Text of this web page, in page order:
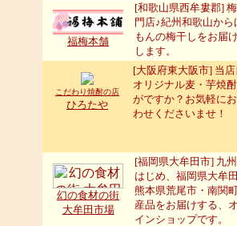
福梅本舗
[和歌山県西牟婁郡]
門店♪紀州和歌山から
もんの梅干しをお届
します。
こだわり焼酎の店
ひろたや
[大阪府東大阪市] 当
オリジナル麦・芋焼
がですか？お気軽に
わせくださいませ！
幻の食材の街
大牟田市場
[福岡県大牟田市] 九
はじめ、福岡県大牟
熊本県荒尾市・南関
産品をお届けする、
インショップです。